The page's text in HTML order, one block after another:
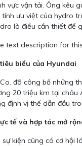
vực vận tải. Ông kêu
ưu việt của hydro
là điều cần thiết để
biểu của Hyundai
đã công bố những
20 triệu km tại châu
định vị thế dẫn đầu
tế và hợp tác mở
kiện cũng có cơ hội